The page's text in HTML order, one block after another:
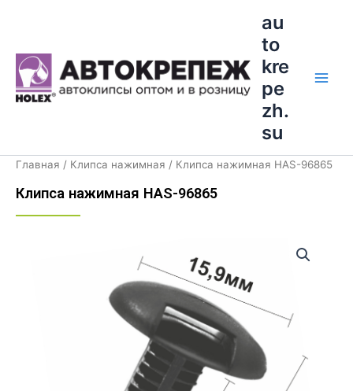
au
to
kre
pe
zh.
su
Главная / Клипса нажимная / Клипса нажимная HAS-96865
Клипса нажимная HAS-96865